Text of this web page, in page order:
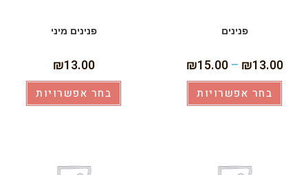
פנינים
₪13.00
–
₪15.00
בחר אפשרויות
פנינים מיני
₪13.00
בחר אפשרויות